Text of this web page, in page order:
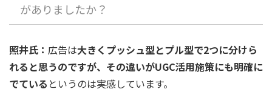
がありましたか？
照井氏： 広告は大きくプッシュ型とプル型で2つに分けら
れると思うのですが、その違いがUGC活用施策にも明確に
でている というのは実感しています。